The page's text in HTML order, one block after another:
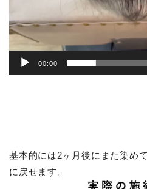
00:00
基本的には2ヶ月後にまた染め
に戻せます。